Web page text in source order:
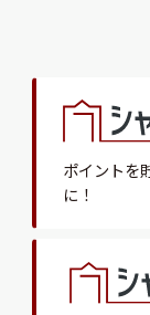
ポイントを
に！